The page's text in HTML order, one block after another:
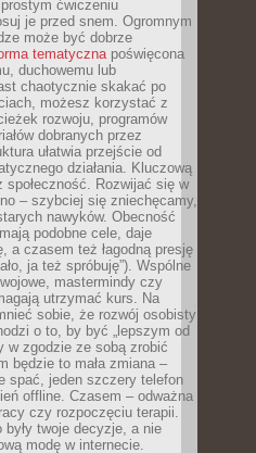
prostym ćwiczeniu
je przed snem. Ogromnym
może być dobrze
tematycznapoświęcona
duchowemu lub
chaotycznie skakać po
możesz korzystać z
rozwoju, programów
dobranych przez
ułatwia przejście od
działania. Kluczową
społeczność. Rozwijać się w
– szybciej się zniechęcamy,
nawyków. Obecność
podobne cele, daje
a czasem też łagodną presję
ja też spróbuję”). Wspólne
mastermindy czy
utrzymać kurs. Na
sobie, że rozwój osobisty
o to, by być „lepszym od
w zgodzie ze sobą zrobić
będzie to mała zmiana –
spać, jeden szczery telefon
offline. Czasem – odważna
czy rozpoczęciu terapii.
były twoje decyzje, a nie
modę w internecie.